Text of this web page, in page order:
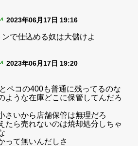
2023年06月17日 19:16
で仕込める奴は大儲けよ
2023年06月17日 19:20
ペコの400も普通に残ってるのな
ような在庫どこに保管してんだろ
さいから店舗保管は無理だろ
たら売れないのは焼却処分しちゃ
って無いんだしさ